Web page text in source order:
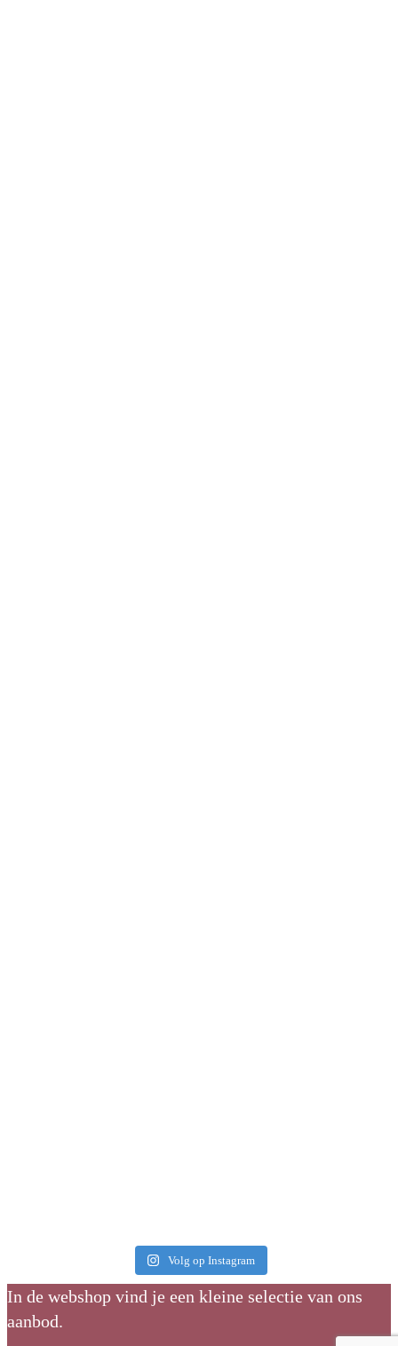
Volg op Instagram
In de webshop vind je een kleine selectie van ons
aanbod.